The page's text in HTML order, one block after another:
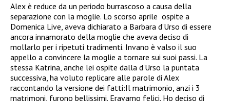
Alex è reduce da un periodo burrascoso a causa della
separazione con la moglie. Lo scorso aprile ospite a
Domenica Live, aveva dichiarato a Barbara d’Urso di essere
ancora innamorato della moglie che aveva deciso di
mollarlo per i ripetuti tradimenti. Invano è valso il suo
appello a convincere la moglie a tornare sui suoi passi. La
stessa Katrina, anche lei ospite dalla d’Urso la puntata
successiva, ha voluto replicare alle parole di Alex
raccontando la versione dei fatti:Il matrimonio, anzi i 3
matrimoni, furono bellissimi. Eravamo felici. Ho deciso di